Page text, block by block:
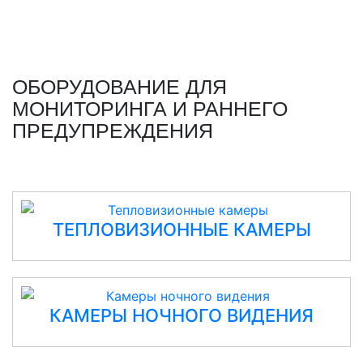
ОБОРУДОВАНИЕ ДЛЯ
МОНИТОРИНГА И РАННЕГО
ПРЕДУПРЕЖДЕНИЯ
ТЕПЛОВИЗИОННЫЕ КАМЕРЫ
КАМЕРЫ НОЧНОГО ВИДЕНИЯ